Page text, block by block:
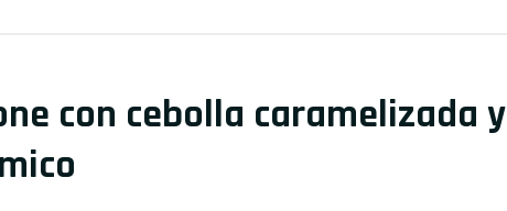
con cebolla caramelizada y